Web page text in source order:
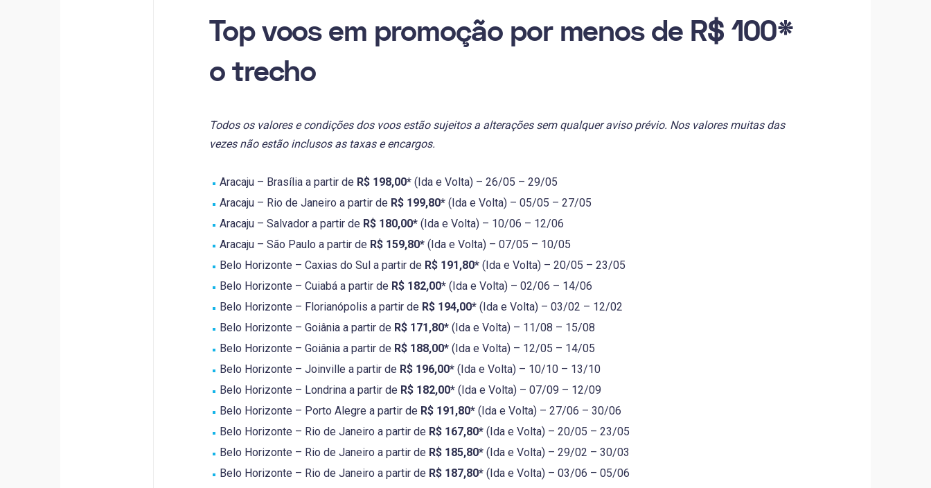
Top voos em promoção por menos de R$ 100*
o trecho
Todos os valores e condições dos voos estão sujeitos a alterações sem qualquer aviso prévio. Nos valores muitas das
vezes não estão inclusos as taxas e encargos.
Aracaju – Brasília a partir de R$ 198,00*(Ida e Volta) – 26/05 – 29/05
Aracaju – Rio de Janeiro a partir de R$ 199,80*(Ida e Volta) – 05/05 – 27/05
Aracaju – Salvador a partir de R$ 180,00*(Ida e Volta) – 10/06 – 12/06
Aracaju – São Paulo a partir de R$ 159,80*(Ida e Volta) – 07/05 – 10/05
Belo Horizonte – Caxias do Sul a partir de R$ 191,80*(Ida e Volta) – 20/05 – 23/05
Belo Horizonte – Cuiabá a partir de R$ 182,00*(Ida e Volta) – 02/06 – 14/06
Belo Horizonte – Florianópolis a partir de R$ 194,00*(Ida e Volta) – 03/02 – 12/02
Belo Horizonte – Goiânia a partir de R$ 171,80*(Ida e Volta) – 11/08 – 15/08
Belo Horizonte – Goiânia a partir de R$ 188,00*(Ida e Volta) – 12/05 – 14/05
Belo Horizonte – Joinville a partir de R$ 196,00*(Ida e Volta) – 10/10 – 13/10
Belo Horizonte – Londrina a partir de R$ 182,00*(Ida e Volta) – 07/09 – 12/09
Belo Horizonte – Porto Alegre a partir de R$ 191,80*(Ida e Volta) – 27/06 – 30/06
Belo Horizonte – Rio de Janeiro a partir de R$ 167,80*(Ida e Volta) – 20/05 – 23/05
Belo Horizonte – Rio de Janeiro a partir de R$ 185,80*(Ida e Volta) – 29/02 – 30/03
Belo Horizonte – Rio de Janeiro a partir de R$ 187,80*(Ida e Volta) – 03/06 – 05/06